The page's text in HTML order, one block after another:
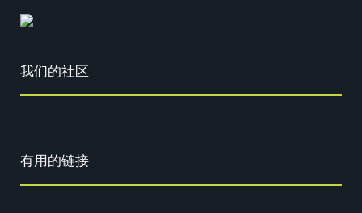
我们的社区
有用的链接